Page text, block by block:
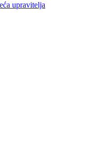
upravitelja